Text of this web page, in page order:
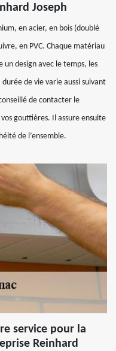
Joseph
en acier, en bois (doublé
en PVC. Chaque matériau
un design avec le temps, les
de vie varie aussi suivant
de contacter le
gouttières. Il assure ensuite
de l’ensemble.
service pour la
Reinhard